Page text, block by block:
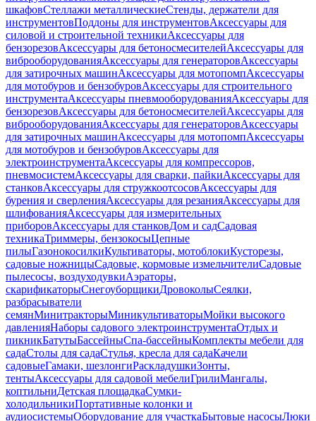
шкафовСтеллажи металлическиеСтенды, держатели для
инструментовПоддоны для инструментовАксессуары для
силовой и строительной техникиАксессуары для
бензорезовАксессуары для бетоносмесителейАксессуары для
виброоборудованияАксессуары для генераторовАксессуары
для затирочных машинАксессуары для мотопомпАксессуары
для мотобуров и бензобуровАксессуары для строительного
инструментаАксессуары пневмооборудованияАксессуары для
бензорезовАксессуары для бетоносмесителейАксессуары для
виброоборудованияАксессуары для генераторовАксессуары
для затирочных машинАксессуары для мотопомпАксессуары
для мотобуров и бензобуровАксессуары для
электроинструментаАксессуары для компрессоров,
пневмосистемАксессуары для сварки, пайкиАксессуары для
станковАксессуары для стружкоотсосовАксессуары для
бурения и сверленияАксессуары для резанияАксессуары для
шлифованияАксессуары для измерительных
приборовАксессуары для станковДом и садСадовая
техникаТриммеры, бензокосыЦепные
пилыГазонокосилкиКультиваторы, мотоблокиКусторезы,
садовые ножницыСадовые, кормовые измельчителиСадовые
пылесосы, воздуходувкиАэраторы,
скарификаторыСнегоуборщикиДровоколыСеялки,
разбрасыватели
семянМинитракторыМиникультиваторыМойки высокого
давленияНаборы садового электроинструментаОтдых и
пикникБатутыБассейныСпа-бассейныКомплекты мебели для
садаСтолы для садаСтулья, кресла для садаКачели
садовыеГамаки, шезлонгиРаскладушкиЗонты,
тентыАксессуары для садовой мебелиГрилиМангалы,
коптильниДетская площадкаСумки-
холодильникиПортативные колонки и
аудиосистемыОборудование для участкаБытовые насосыЛюки